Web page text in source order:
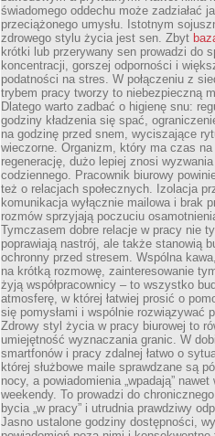
świadomego oddechu może zadziałać
przeciążonego umysłu. Istotnym
zdrowego stylu życia jest sen. Zbyt
krótki lub przerywany sen prowadzi do
koncentracji, gorszej odporności i
podatności na stres. W połączeniu z
trybem pracy tworzy to niebezpieczną
Dlatego warto zadbać o higienę snu:
godziny kładzenia się spać,
na godzinę przed snem, wyciszające
wieczorne. Organizm, który ma czas na
regenerację, dużo lepiej znosi
codziennego. Pracownik biurowy
też o relacjach społecznych. Izolacja
komunikacja wyłącznie mailowa i brak
rozmów sprzyjają poczuciu
Tymczasem dobre relacje w pracy nie
poprawiają nastrój, ale także stanowią
ochronny przed stresem. Wspólna
na krótką rozmowę, zainteresowanie
żyją współpracownicy – to wszystko
atmosferę, w której łatwiej prosić o
się pomysłami i wspólnie rozwiązywać
Zdrowy styl życia w pracy biurowej to
umiejętność wyznaczania granic. W
smartfonów i pracy zdalnej łatwo o
której służbowe maile sprawdzane są
nocy, a powiadomienia „wpadają” nawet
weekendy. To prowadzi do
bycia „w pracy” i utrudnia prawdziwy
Jasno ustalone godziny dostępności,